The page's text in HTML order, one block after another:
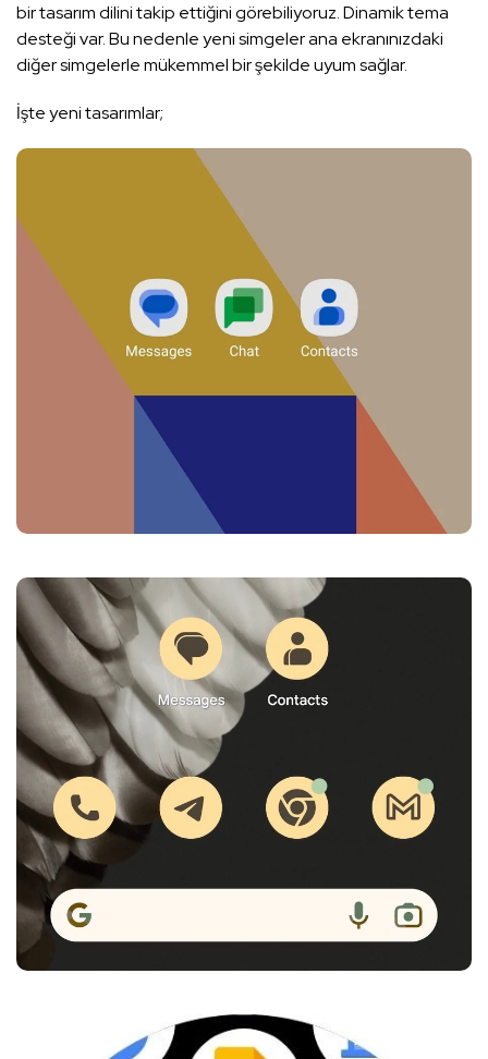
bir tasarım dilini takip ettiğini görebiliyoruz. Dinamik tema
desteği var. Bu nedenle yeni simgeler ana ekranınızdaki
diğer simgelerle mükemmel bir şekilde uyum sağlar.
İşte yeni tasarımlar;